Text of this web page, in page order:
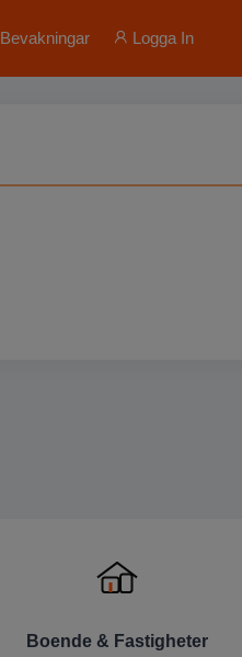
Bevakningar Logga In
Boende & Fastigheter